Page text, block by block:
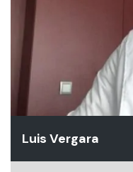
Luis Vergara